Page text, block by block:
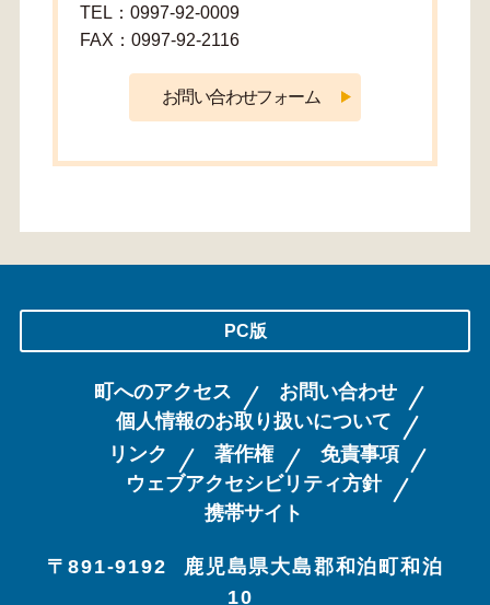
TEL：0997-92-0009
FAX：0997-92-2116
PC版
町へのアクセス
お問い合わせ
個人情報のお取り扱いについて
リンク
著作権
免責事項
ウェブアクセシビリティ方針
携帯サイト
〒891-9192
鹿児島県大島郡和泊町和泊
10